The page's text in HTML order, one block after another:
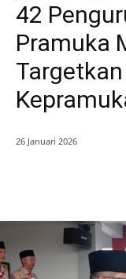
42
Pramuka
26 Januari 2026